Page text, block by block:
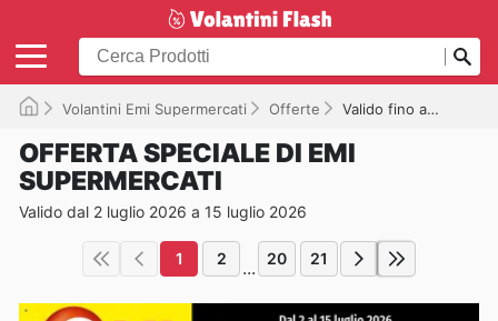
Volantini Emi Supermercati Offerte Valido fino a 15/07/2026
OFFERTA SPECIALE DI EMI
SUPERMERCATI
Valido dal 2 luglio 2026 a 15 luglio 2026
1 2 ... 20 21